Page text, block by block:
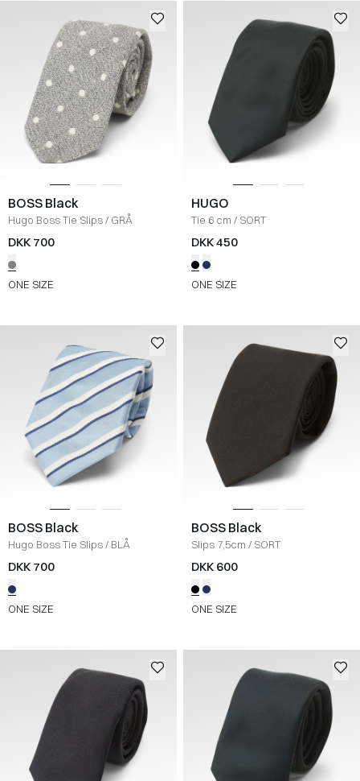
BOSS Black
Hugo Boss Tie Slips/ GRÅ
DKK 700
ONE SIZE
HUGO
Tie 6 cm / SORT
DKK 450
ONE SIZE
BOSS Black
Hugo Boss Tie Slips/ BLÅ
DKK 700
ONE SIZE
BOSS Black
Slips 7,5cm / SORT
DKK 600
ONE SIZE